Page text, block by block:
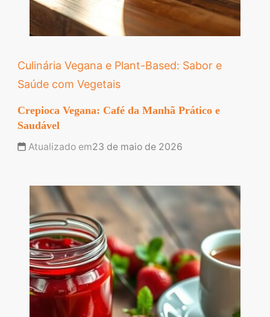
Culinária Vegana e Plant-Based: Sabor e
Saúde com Vegetais
Crepioca Vegana: Café da Manhã Prático e
Saudável
Atualizado em23 de maio de 2026